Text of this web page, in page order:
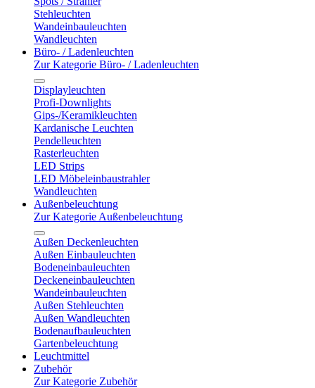
Stehleuchten
Wandeinbauleuchten
Wandleuchten
Büro- / Ladenleuchten
Zur Kategorie Büro- / Ladenleuchten
Displayleuchten
Profi-Downlights
Gips-/Keramikleuchten
Kardanische Leuchten
Pendelleuchten
Rasterleuchten
LED Strips
LED Möbeleinbaustrahler
Wandleuchten
Außenbeleuchtung
Zur Kategorie Außenbeleuchtung
Außen Deckenleuchten
Außen Einbauleuchten
Bodeneinbauleuchten
Deckeneinbauleuchten
Wandeinbauleuchten
Außen Stehleuchten
Außen Wandleuchten
Bodenaufbauleuchten
Gartenbeleuchtung
Leuchtmittel
Zubehör
Zur Kategorie Zubehör